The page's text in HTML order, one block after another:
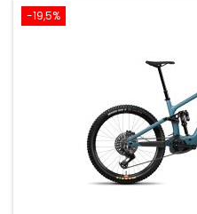
-19,5%